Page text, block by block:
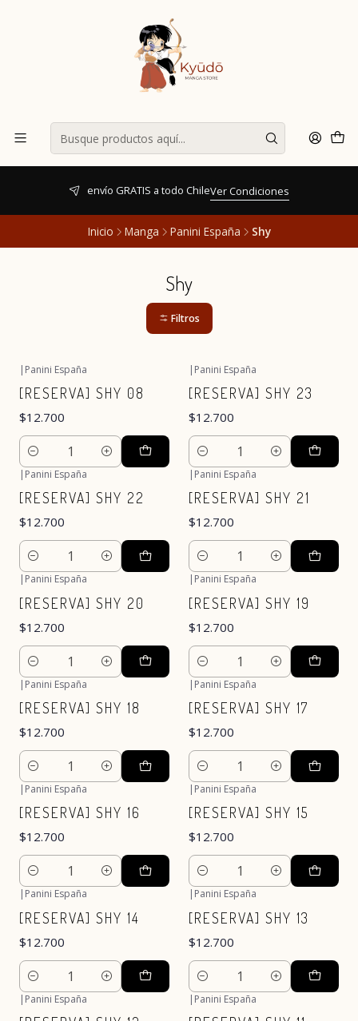
envío GRATIS a todo ChileVer Condiciones
Inicio Manga Panini España Shy
Shy
Filtros
| Panini España
[RESERVA] SHY 08
$12.700
Cantidad
| Panini España
[RESERVA] SHY 23
$12.700
Cantidad
| Panini España
[RESERVA] SHY 22
$12.700
Cantidad
| Panini España
[RESERVA] SHY 21
$12.700
Cantidad
| Panini España
[RESERVA] SHY 20
$12.700
Cantidad
| Panini España
[RESERVA] SHY 19
$12.700
Cantidad
| Panini España
[RESERVA] SHY 18
$12.700
Cantidad
| Panini España
[RESERVA] SHY 17
$12.700
Cantidad
| Panini España
[RESERVA] SHY 16
$12.700
Cantidad
| Panini España
[RESERVA] SHY 15
$12.700
Cantidad
Panini España
[RESERVA] SHY 14
$12.700
Cantidad
Panini España
[RESERVA] SHY 13
$12.700
Cantidad
| Panini España | Panini España